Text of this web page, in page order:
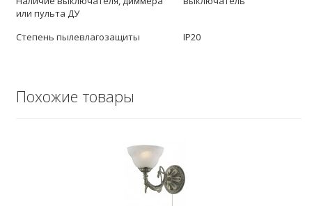
или пульта ДУ
Степень пылевлагозащиты IP20
Похожие товары